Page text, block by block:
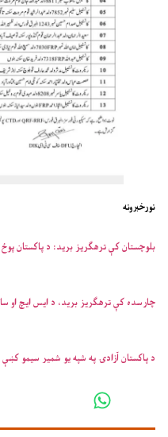
نورخبرونه
بلوچستان کې ترهګریز برید: د پاکستان
چارسده کې ترهګریز برید، د ایس ایچ او
د پاکستان آزادۍ په شپه یو شمیر سیمو کښې